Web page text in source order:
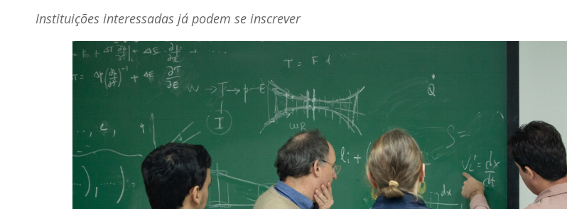
Instituições interessadas já podem se inscrever